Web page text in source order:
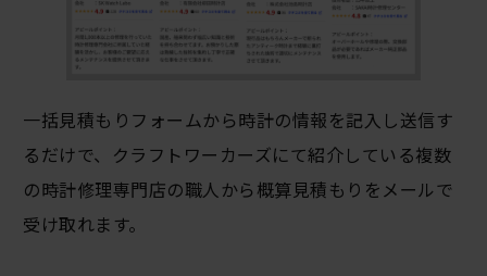
一括見積もりフォームから時計の情報を記入し送信す
るだけで、クラフトワーカーズにて紹介している複数
の時計修理専門店の職人から概算見積もりをメールで
受け取れます。